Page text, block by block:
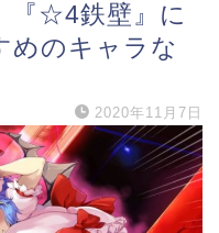
『☆4鉄壁』に
めのキャラな
2020年11月7日